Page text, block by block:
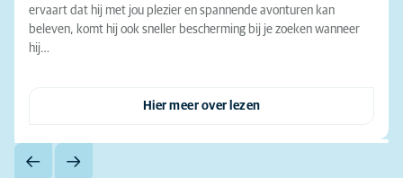
ervaart dat hij met jou plezier en spannende avonturen kan
beleven, komt hij ook sneller bescherming bij je zoeken wanneer
hij…
Hier meer over lezen